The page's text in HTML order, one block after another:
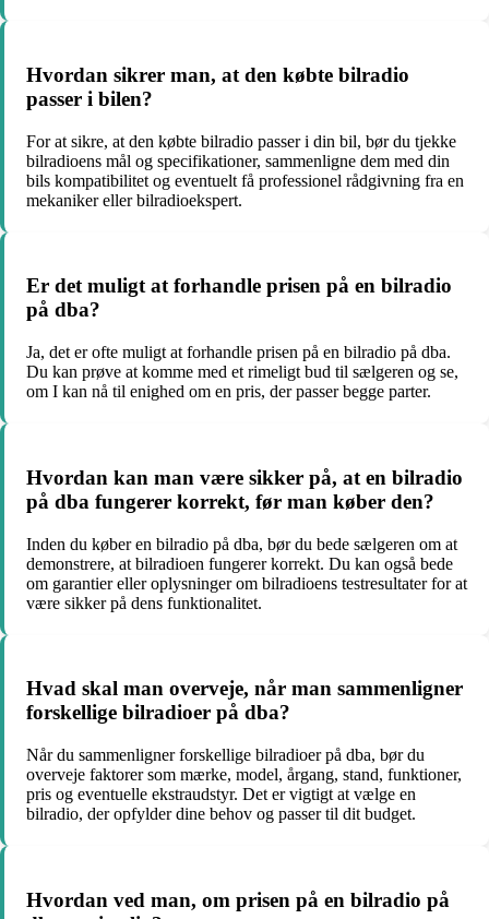
Hvordan sikrer man, at den købte bilradio
passer i bilen?
For at sikre, at den købte bilradio passer i din bil, bør du tjekke
bilradioens mål og specifikationer, sammenligne dem med din
bils kompatibilitet og eventuelt få professionel rådgivning fra en
mekaniker eller bilradioekspert.
Er det muligt at forhandle prisen på en bilradio
på dba?
Ja, det er ofte muligt at forhandle prisen på en bilradio på dba.
Du kan prøve at komme med et rimeligt bud til sælgeren og se,
om I kan nå til enighed om en pris, der passer begge parter.
Hvordan kan man være sikker på, at en bilradio
på dba fungerer korrekt, før man køber den?
Inden du køber en bilradio på dba, bør du bede sælgeren om at
demonstrere, at bilradioen fungerer korrekt. Du kan også bede
om garantier eller oplysninger om bilradioens testresultater for at
være sikker på dens funktionalitet.
Hvad skal man overveje, når man sammenligner
forskellige bilradioer på dba?
Når du sammenligner forskellige bilradioer på dba, bør du
overveje faktorer som mærke, model, årgang, stand, funktioner,
pris og eventuelle ekstraudstyr. Det er vigtigt at vælge en
bilradio, der opfylder dine behov og passer til dit budget.
Hvordan ved man, om prisen på en bilradio på